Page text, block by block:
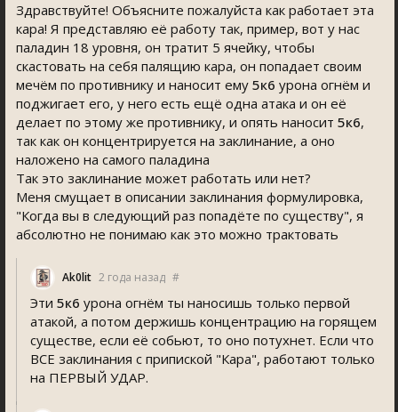
Здравствуйте! Объясните пожалуйста как работает эта
кара! Я представляю еë работу так, пример, вот у нас
паладин 18 уровня, он тратит 5 ячейку, чтобы
скастовать на себя палящию кара, он попадает своим
мечëм по противнику и наносит ему 5к6 урона огнём и
поджигает его, у него есть ещё одна атака и он еë
делает по этому же противнику, и опять наносит 5к6,
так как он концентрируется на заклинание, а оно
наложено на самого паладина
Так это заклинание может работать или нет?
Меня смущает в описании заклинания формулировка,
"Когда вы в следующий раз попадёте по существу", я
абсолютно не понимаю как это можно трактовать
Ak0lit 2 года назад #
Эти 5к6 урона огнём ты наносишь только первой
атакой, а потом держишь концентрацию на горящем
существе, если её собьют, то оно потухнет. Если что
ВСЕ заклинания с припиской "Кара", работают только
на ПЕРВЫЙ УДАР.